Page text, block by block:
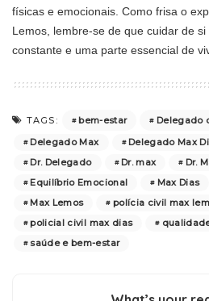
físicas e emocionais. Como frisa o
Lemos, lembre-se de que cuidar de
constante e uma parte essencial de
TAGS: bem-estar
Delegado
Delegado Max
Delegado Max
Dr. Delegado
Dr. max
Dr.
Equilíbrio Emocional
Max Dias
Max Lemos
polícia civil max
policial civil max dias
saúde e bem-estar